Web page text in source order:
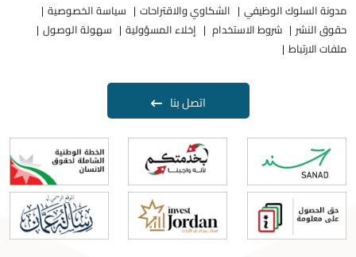
مدونة السلوك الوظيفي الشكاوي والاقتراحات
سياسة الخصوصية
حقوق النشر
شروط الاستخدام إخلاء المسؤولية
سهولة الوصول
ملفات الارتباط
اتصل بنا